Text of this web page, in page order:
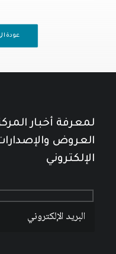
عودة
لمعرفة أخبار
العروض
الإلكتروني